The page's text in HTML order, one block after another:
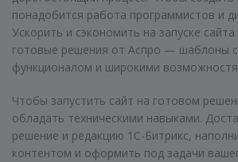
понадобится работа программистов и
Ускорить и сэкономить на запуске
готовые решения от Аспро — шаблоны
функционалом и широкими
Чтобы запустить сайт на готовом
обладать техническими навыками.
решение и редакцию 1С-Битрикс,
контентом и оформить под задачи